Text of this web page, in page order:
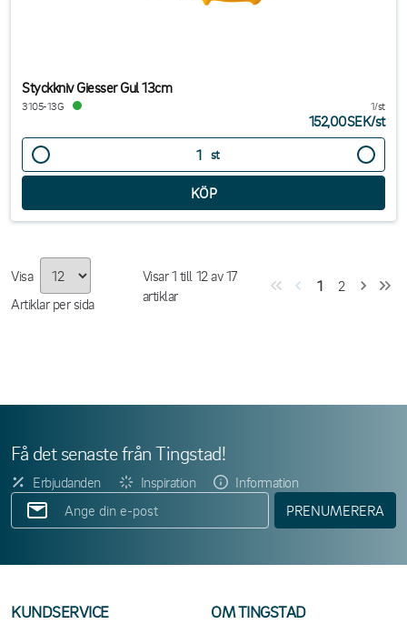
Styckkniv Giesser Gul 13cm
3105-13G 1/st
152,00SEK/st
st
Visa
Artiklar per sida
Visar1 till 12av17
artiklar
1 2
Få det senaste från Tingstad!
Erbjudanden Inspiration
Information
PRENUMERERA
KUNDSERVICE
OM TINGSTAD